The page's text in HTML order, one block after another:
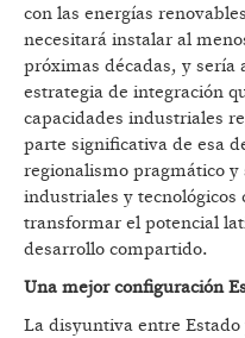
con las energías
necesitará instalar al
próximas décadas, y
estrategia de integración
capacidades industriales
parte significativa de esa
regionalismo pragmático y
industriales y tecnológicos
transformar el potencial
desarrollo compartido.
Una mejor configuración
La disyuntiva entre